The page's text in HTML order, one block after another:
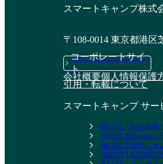
スマートキャンプ株式
〒108-0014 東京都港区
コーポレートサイ
ト
会社概要個人情報保護
引用・転載について
スマートキャンプ サー
BOXIL - SaaS比較
BOXIL Magazine -
BOXIL EXPO - オ
JAPAN LEADERS